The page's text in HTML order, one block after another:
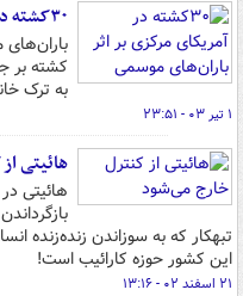
۳۰کشته در آمریکای مرکزی بر اثر باران‌های موسمی
کشته بر
به ترک
۱ تیر ۰۳ - ۲۳:۵۱
هائیتی
هائیتی
تبهکار که به سوزاندن زنده‌زنده
این کشور حوزه کارائیب است!
۲۱ اسفند ۰۲ - ۱۳:۱۶